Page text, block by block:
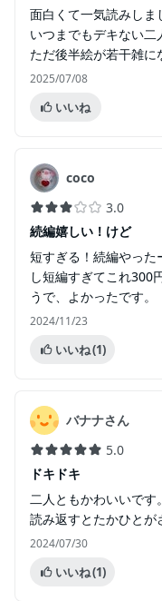
面白くて一気読みしま
いつまでもデキない二
ただ後半絵が若干雑に
2025/07/08
いいね
coco
3.0
続編嬉しい！けど
短すぎる！続編やっ
し短編すぎてこれ300
うで、よかったです。
2024/11/23
いいね(1)
バナナさん
5.0
ドキドキ
二人ともかわいいです。
読み返すとたかひとが
2024/07/30
いいね(1)